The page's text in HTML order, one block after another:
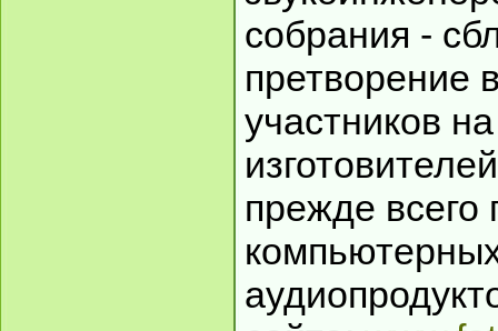
собрания -
претворение
участников
прежде всего